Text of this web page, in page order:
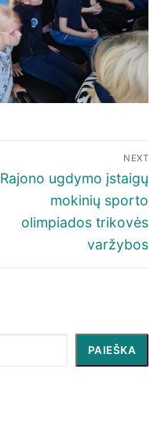
NEXT
Next
Rajono ugdymo įstaigų
mokinių sporto
olimpiados trikovės
varžybos
PAIEŠKA